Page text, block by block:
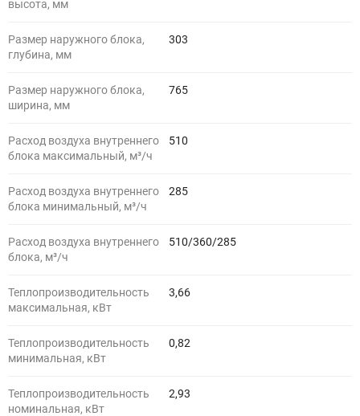
высота, мм
Размер наружного блока,
глубина, мм
303
Размер наружного блока,
ширина, мм
765
Расход воздуха внутреннего
блока максимальный, м³/ч
510
Расход воздуха внутреннего
блока минимальный, м³/ч
285
Расход воздуха внутреннего
блока, м³/ч
510/360/285
Теплопроизводительность
максимальная, кВт
3,66
Теплопроизводительность
минимальная, кВт
0,82
Теплопроизводительность
номинальная, кВт
2,93